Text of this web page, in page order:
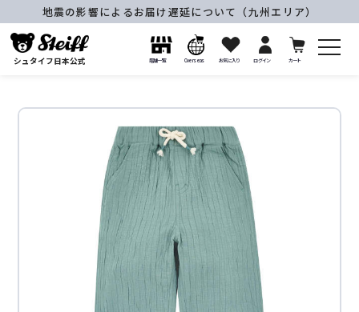
地震の影響によるお届け遅延について（九州エリア）
シュタイフ日本公式 店舗一覧 Overseas お気に入り ログイン カート